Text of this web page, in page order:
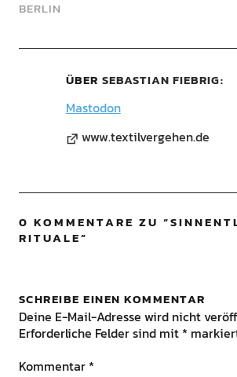
BERLIN
ÜBER SEBASTIAN FIEBRIG
Mastodon
www.textilvergehen.de
0 KOMMENTARE ZU “
RITUALE”
SCHREIBE EINEN KOMMENTAR
Deine E-Mail-Adresse wird nicht
Erforderliche Felder sind mit *
Kommentar *